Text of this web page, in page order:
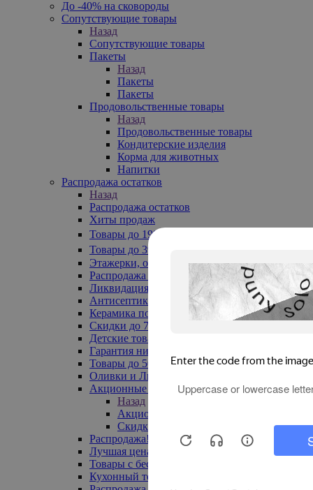
До -40% на сковороды
Сопутствующие товары
Назад
Сопутствующие товары
Пакеты
Назад
Пакеты
Пакеты
Продовольственные товары
Назад
Продовольственные товары
Кондитерские изделия
Корма для животных
Напитки
Распродажа остатков
Назад
Распродажа остатков
Хиты продаж
Товары до 199₽
Товары до 399₽
Этажерки, обувницы
Распродажа текстиля до -50%
Ликвидация до -70%
Антисептики
Керамика по 129 руб
Скидки до 70%
Детские товары
Гарантия низкой цены
Товары до 500 руб
Оливки и Лимоны
Акционные товары
Назад
Акционные товары
Скидка 20% по промокоду
Распродажа! Ульяновск до -70%
Лучшая цена
Товары с бесплатной доставкой
Кухонный текстиль